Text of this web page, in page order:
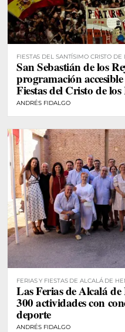
FIESTAS DEL SANTÍSIMO CRISTO DE
San Sebastián de los
programación
Fiestas del Cristo de los
ANDRÉS FIDALGO
FERIAS Y FIESTAS DE ALCALÁ DE
Las Ferias de Alcalá
300 actividades con
deporte
ANDRÉS FIDALGO